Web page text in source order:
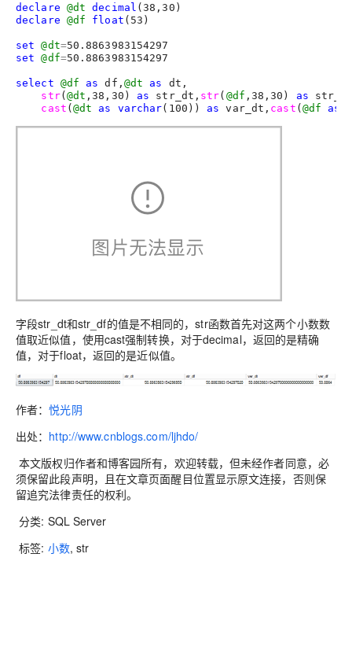
declare @dt decimal (38 ,30
declare @df float ( 53 )
set @dt=50.8863983154297
set
@df=50.8863983154297
select @df as df, @dt as dt,
str( @dt ,38 , 30 ) as str_dt, str( @df , 38 ,30 ) as
cast ( @dt as varchar( 100 )) as var_dt, cast ( @df as
字段str_dt和str_df的值是不相同的，str函数首先对这两个小数数
值取近似值，使用cast强制转换，对于decimal，返回的是精确
值，对于float，返回的是近似值。
作者：悦光阴
出处： http://www.cnblogs.com/ljhdo/
本文版权归作者和博客园所有，欢迎转载，但未经作者同意，必
须保留此段声明，且在文章页面醒目位置显示原文连接，否则保
留追究法律责任的权利。
分类: SQL Server
标签: 小数, str